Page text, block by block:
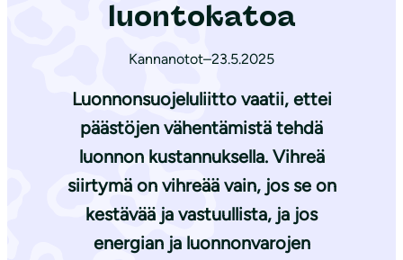
luontokatoa
Kannanotot–23.5.2025
Luonnonsuojeluliitto vaatii, ettei
päästöjen vähentämistä tehdä
luonnon kustannuksella. Vihreä
siirtymä on vihreää vain, jos se on
kestävää ja vastuullista, ja jos
energian ja luonnonvarojen